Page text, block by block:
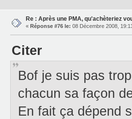
Re : Après une PMA, qu'achèteriez
« Réponse #76 le: 08 Décembre 2008,
Citer
Bof je suis pas
chacun sa façon
En fait ça dépend